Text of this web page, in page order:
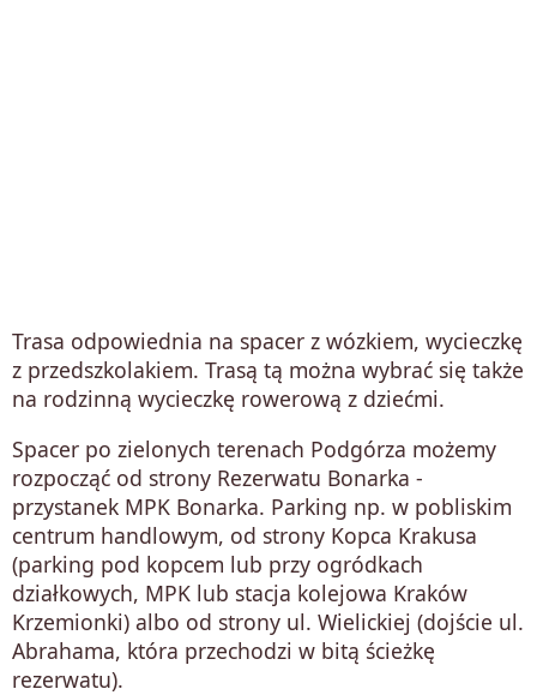
Trasa odpowiednia na spacer z wózkiem, wycieczkę
z przedszkolakiem. Trasą tą można wybrać się także
na rodzinną wycieczkę rowerową z dziećmi.
Spacer po zielonych terenach Podgórza możemy
rozpocząć od strony Rezerwatu Bonarka -
przystanek MPK Bonarka. Parking np. w pobliskim
centrum handlowym, od strony Kopca Krakusa
(parking pod kopcem lub przy ogródkach
działkowych, MPK lub stacja kolejowa Kraków
Krzemionki) albo od strony ul. Wielickiej (dojście ul.
Abrahama, która przechodzi w bitą ścieżkę
rezerwatu).